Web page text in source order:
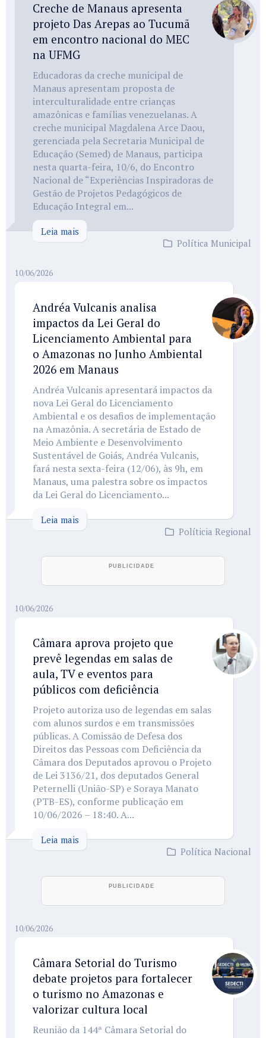
Creche de Manaus apresenta
projeto Das Arepas ao Tucumã
em encontro nacional do MEC
na UFMG
Educadoras da creche municipal de
Manaus apresentam proposta de
interculturalidade entre crianças
amazônicas e famílias venezuelanas. A
creche municipal Magdalena Arce Daou,
gerenciada pela Secretaria Municipal de
Educação (Semed) de Manaus, participa
nesta quarta-feira, 10/6, do Encontro
Nacional de “Experiências Inspiradoras de
Gestão de Projetos Pedagógicos de
Educação Integral em...
Leia mais
Política Municipal
10/06/2026
Andréa Vulcanis analisa
impactos da Lei Geral do
Licenciamento Ambiental para
o Amazonas no Junho Ambiental
2026 em Manaus
Andréa Vulcanis apresentará impactos da
nova Lei Geral do Licenciamento
Ambiental e os desafios de implementação
na Amazônia. A secretária de Estado de
Meio Ambiente e Desenvolvimento
Sustentável de Goiás, Andréa Vulcanis,
fará nesta sexta-feira (12/06), às 9h, em
Manaus, uma palestra sobre os impactos
da Lei Geral do Licenciamento...
Leia mais
Políticia Regional
10/06/2026
Câmara aprova projeto que
prevê legendas em salas de
aula, TV e eventos para
públicos com deficiência
Projeto autoriza uso de legendas em salas
com alunos surdos e em transmissões
públicas. A Comissão de Defesa dos
Direitos das Pessoas com Deficiência da
Câmara dos Deputados aprovou o Projeto
de Lei 3136/21, dos deputados General
Peternelli (União-SP) e Soraya Manato
(PTB-ES), conforme publicação em
10/06/2026 – 18:40. A...
Leia mais
Política Nacional
10/06/2026
Câmara Setorial do Turismo
debate projetos para fortalecer
o turismo no Amazonas e
valorizar cultura local
Reunião da 144ª Câmara Setorial do